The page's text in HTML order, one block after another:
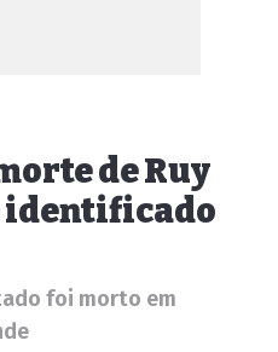
de Ruy
identificado
foi morto em